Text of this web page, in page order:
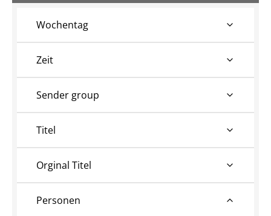
Wochentag
Zeit
Sender group
Titel
Orginal Titel
Personen